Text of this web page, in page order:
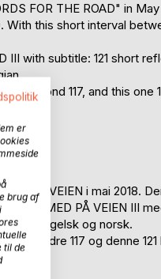
FOR THE ROAD" in
With this short interval
III with subtitle: 121 short
second 117, and this
21.
PÅ VEIEN i mai 2018.
ORD MED PÅ VEIEN III
engelsk og norsk.
den andre 117 og denne
er
brug af
til de